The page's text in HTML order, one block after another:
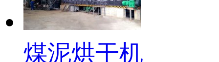
煤泥烘干机